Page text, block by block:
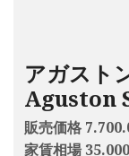
アガスト
Aguston
販売価格
家賃相場